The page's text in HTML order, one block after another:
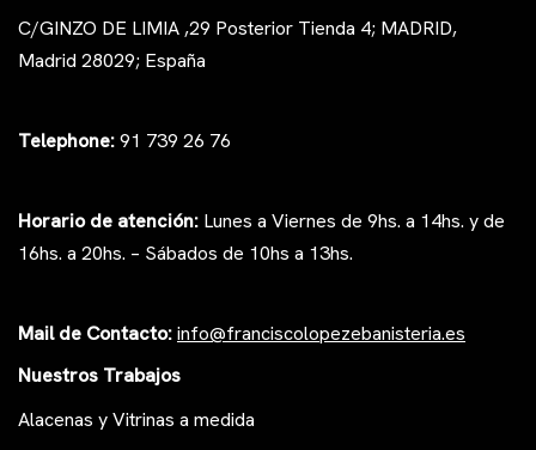
C/GINZO DE LIMIA ,29 Posterior Tienda 4; MADRID,
Madrid 28029; España
Telephone:91 739 26 76
Horario de atención: Lunes a Viernes de 9hs. a 14hs. y de
16hs. a 20hs. – Sábados de 10hs a 13hs.
Mail de Contacto:info@franciscolopezebanisteria.es
Nuestros Trabajos
Alacenas y Vitrinas a medida